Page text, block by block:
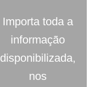
Importa toda a
informação
disponibilizada,
nos